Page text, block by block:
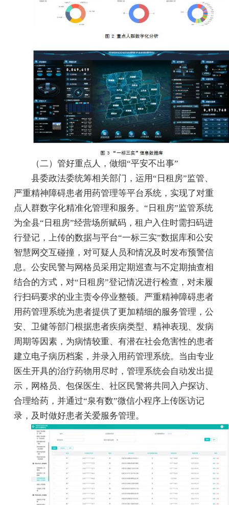
（二）管好重点人，做细“平安不出事”
县委政法委统筹相关部门，运用“日租房”监管、
严重精神障碍患者用药管理等平台系统，实现了对重
点人群数字化精准化管理和服务。“日租房”监管系统
为全县“日租房”经营场所赋码，租户入住时需扫码进
行登记，上传的数据与平台“一标三实”数据库和公安
智慧网交互碰撞，对可疑人员和情况及时发布预警信
息。公安民警与网格员采用定期巡查与不定期抽查相
结合的方式，对“日租房”登记情况进行检查，对未履
行扫码要求的业主责令停业整顿。严重精神障碍患者
用药管理系统为患者提供了更加精细的服务管理，公
安、卫健等部门根据患者疾病类型、精神表现、发病
周期等因素，为病情较重、有潜在社会危害性的患者
建立电子病历档案，并录入用药管理系统。当由专业
医生开具的治疗药物用尽时，管理系统会自动发出提
示，网格员、包保医生、社区民警将共同入户探访、
合理给药，并通过“泉有数”微信小程序上传医访记
录，及时做好患者关爱服务管理。